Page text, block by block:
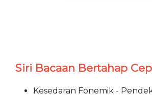
Siri Bacaan Bertahap
Kesedaran Fonemik -